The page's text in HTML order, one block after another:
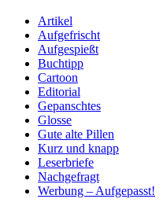
Artikel
Aufgefrischt
Aufgespießt
Buchtipp
Cartoon
Editorial
Gepanschtes
Glosse
Gute alte Pillen
Kurz und knapp
Leserbriefe
Nachgefragt
Werbung – Aufgepasst!